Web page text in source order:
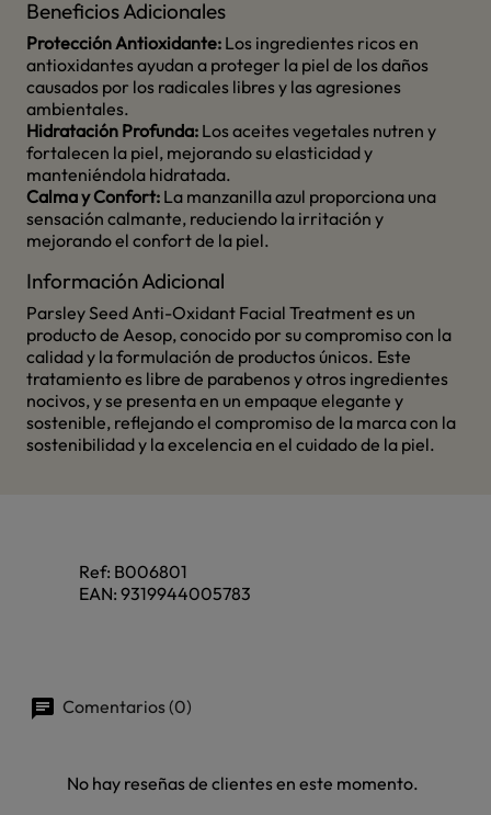
Beneficios Adicionales
Protección Antioxidante: Los ingredientes ricos en
antioxidantes ayudan a proteger la piel de los daños
causados por los radicales libres y las agresiones
ambientales.
Hidratación Profunda: Los aceites vegetales nutren y
fortalecen la piel, mejorando su elasticidad y
manteniéndola hidratada.
Calma y Confort: La manzanilla azul proporciona una
sensación calmante, reduciendo la irritación y
mejorando el confort de la piel.
Información Adicional
Parsley Seed Anti-Oxidant Facial Treatment es un
producto de Aesop, conocido por su compromiso con la
calidad y la formulación de productos únicos. Este
tratamiento es libre de parabenos y otros ingredientes
nocivos, y se presenta en un empaque elegante y
sostenible, reflejando el compromiso de la marca con la
sostenibilidad y la excelencia en el cuidado de la piel.
Ref: B006801
EAN: 9319944005783
Comentarios (0)
No hay reseñas de clientes en este momento.